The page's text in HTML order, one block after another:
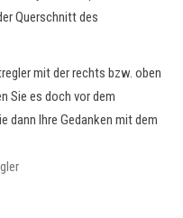
Querschnitt des
mit der rechts bzw. oben
Sie es doch vor dem
dann Ihre Gedanken mit dem